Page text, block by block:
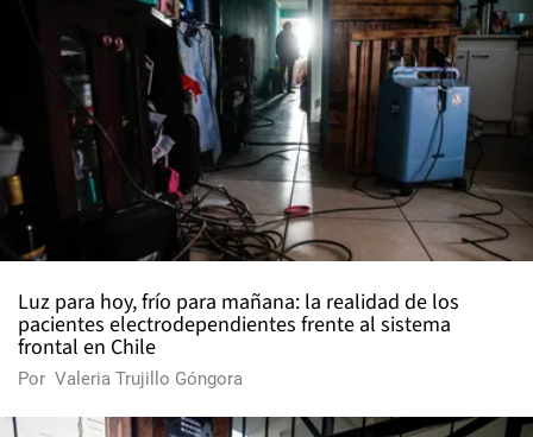
Luz para hoy, frío para mañana: la realidad de los
pacientes electrodependientes frente al sistema
frontal en Chile
Por Valeria Trujillo Góngora